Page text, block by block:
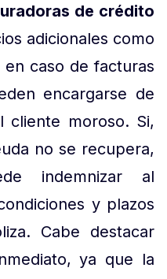
de crédito
adicionales como
caso de facturas
encargarse de
cliente moroso. Si,
no se recupera,
indemnizar al
y plazos
Cabe destacar
ya que la